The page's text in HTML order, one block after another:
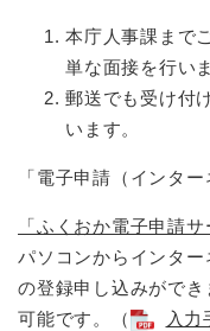
本庁人事課まで
単な面接を行い
郵送でも受け付
います。
「電子申請（インタ
「ふくおか電子申請サ
パソコンからインタ
の登録申し込みがで
可能です。（
入力